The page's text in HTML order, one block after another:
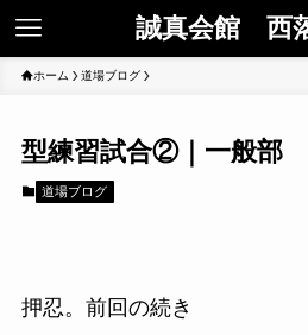
誠真会館 西
ホーム 道場ブログ
型練習試合②｜一般部
道場ブログ
押忍。前回の続き